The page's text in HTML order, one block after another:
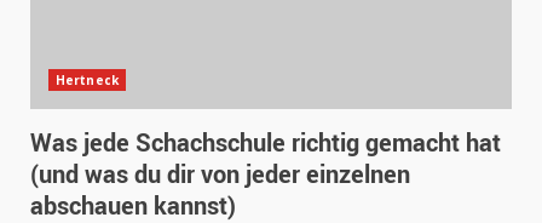
Hertneck
Was jede Schachschule richtig gemacht hat
(und was du dir von jeder einzelnen
abschauen kannst)